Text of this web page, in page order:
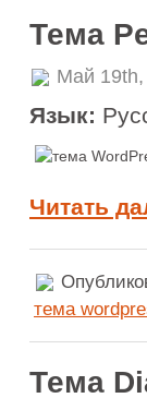
Тема
Май
Язык:
Читать
тема
Тема